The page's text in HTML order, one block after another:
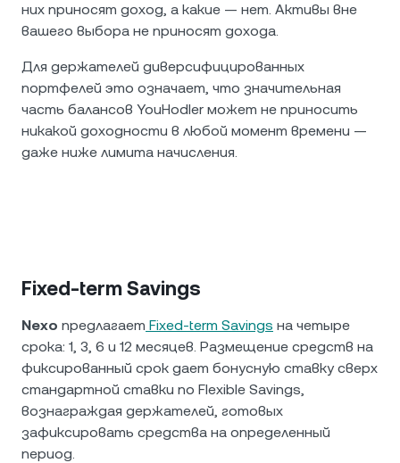
них приносят доход, а какие — нет. Активы вне
вашего выбора не приносят дохода.
Для держателей диверсифицированных
портфелей это означает, что значительная
часть балансов YouHodler может не приносить
никакой доходности в любой момент времени —
даже ниже лимита начисления.
Fixed-term Savings
Nexo предлагает Fixed-term Savings на четыре
срока: 1, 3, 6 и 12 месяцев. Размещение средств на
фиксированный срок дает бонусную ставку сверх
стандартной ставки по Flexible Savings,
вознаграждая держателей, готовых
зафиксировать средства на определенный
период.